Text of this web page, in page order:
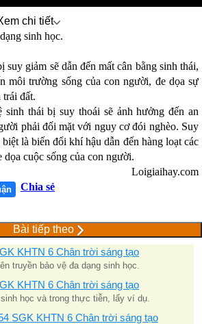
chi tiết
sinh học.
suy giảm sẽ dẫn đến mất cân bằng sinh thái,
môi trường sống của con người, đe dọa sự
trái đất.
sinh thái bị suy thoái sẽ ảnh hưởng đến an
phải đối mặt với nguy cơ đói nghèo. Suy
là biến đổi khí hậu dẫn đến hàng loạt các
dọa cuộc sống của con người.
Loigiaihay.com
Chia sẻ
Bài tiếp theo
KHTN 6 Chân trời sáng tạo
truyền bảo vệ đa dạng sinh học.
KHTN 6 Chân trời sáng tạo
học và trong thực tiễn, lấy ví dụ.
SGK KHTN 6 Chân trời sáng tạo